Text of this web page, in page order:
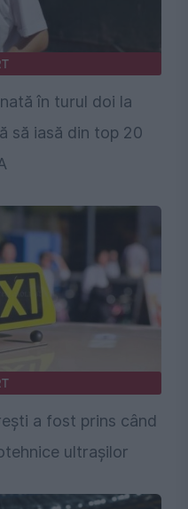
în turul doi la
să iasă din top 20
a fost prins când
ultrașilor